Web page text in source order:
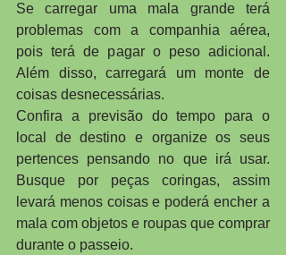
Se carregar uma mala grande terá
problemas com a companhia aérea,
pois terá de pagar o peso adicional.
Além disso, carregará um monte de
coisas desnecessárias.
Confira a previsão do tempo para o
local de destino e organize os seus
pertences pensando no que irá usar.
Busque por peças coringas, assim
levará menos coisas e poderá encher a
mala com objetos e roupas que comprar
durante o passeio.